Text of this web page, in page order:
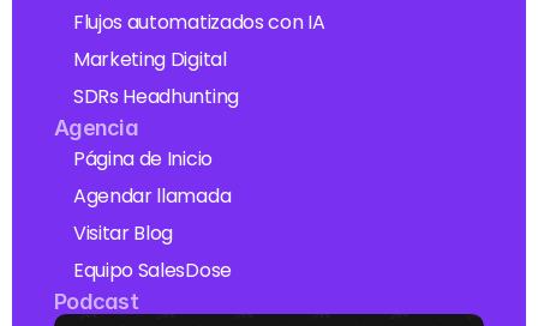
Flujos automatizados con IA
Marketing Digital
SDRs Headhunting
Agencia
Página de Inicio
Agendar llamada
Visitar Blog
Equipo SalesDose
Podcast